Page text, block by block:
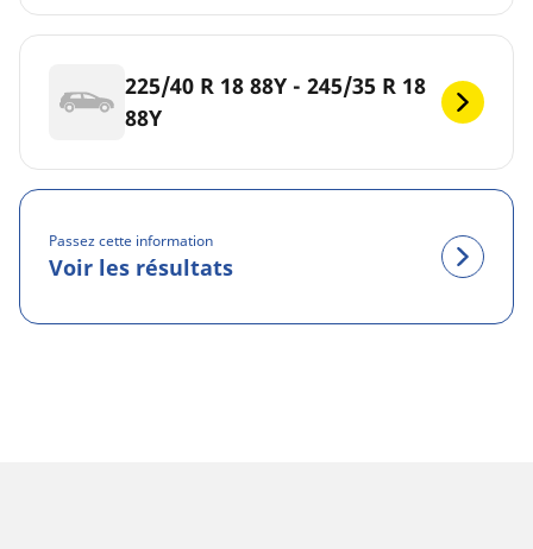
225/40 R 18 88Y - 245/35 R 18
88Y
Passez cette information
Voir les résultats